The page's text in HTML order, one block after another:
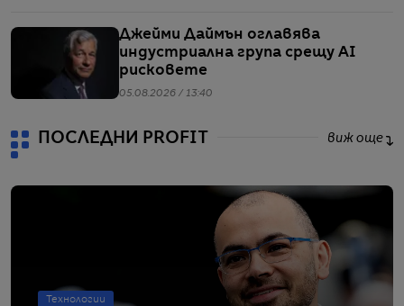
Джейми Даймън оглавява
индустриална група срещу AI
рисковете
05.08.2026 / 13:40
ПОСЛЕДНИ PROFIT виж още
Технологии